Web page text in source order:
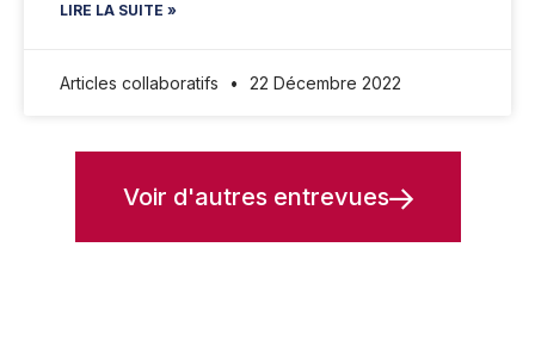
LIRE LA SUITE »
Articles collaboratifs 22 Décembre 2022
Voir d'autres entrevues